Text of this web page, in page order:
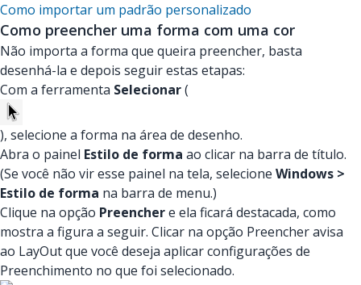
Como importar um padrão personalizado
Como preencher uma forma com uma cor
Não importa a forma que queira preencher, basta
desenhá-la e depois seguir estas etapas:
Com a ferramenta Selecionar(
), selecione a forma na área de desenho.
Abra o painel Estilo de forma ao clicar na barra de título.
(Se você não vir esse painel na tela, selecione Windows >
Estilo de forma na barra de menu.)
Clique na opção Preenchere ela ficará destacada, como
mostra a figura a seguir. Clicar na opção Preencher avisa
ao LayOut que você deseja aplicar configurações de
Preenchimento no que foi selecionado.